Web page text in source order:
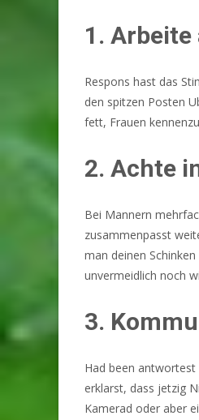
1.
Respons hast das
den spitzen Posten
fett, Frauen
2. Achte
Bei Mannern
zusammenpasst
man deinen
unvermeidlich noch
3.
Had been
erklarst, dass jetzig
Kamerad oder aber